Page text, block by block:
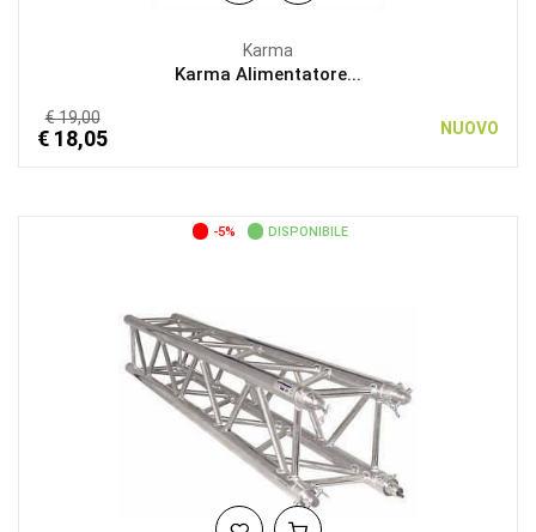
Karma
Karma Alimentatore...
€ 19,00
€ 18,05 NUOVO
-5% DISPONIBILE